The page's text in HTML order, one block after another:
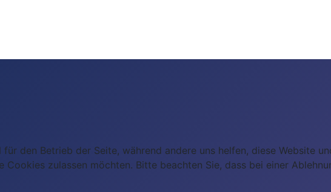
den Betrieb der Seite, während andere uns helfen, diese Website
zulassen möchten. Bitte beachten Sie, dass bei einer